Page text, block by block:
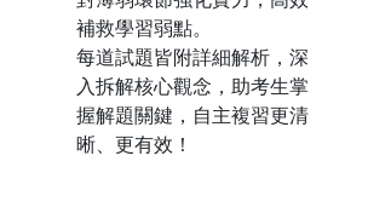
補救學習弱點。
每道試題皆附詳細解析，深
入拆解核心觀念，助考生掌
握解題關鍵，自主複習更清
晰、更有效！